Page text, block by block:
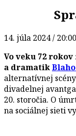
14. júla 2024 / 20:00
Vo veku 72
a dramatik
alternatívnej scény
divadelnej
20. storočia. O
na sociálnej sieti